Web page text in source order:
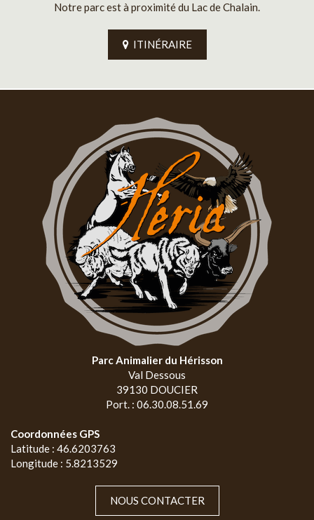
Notre parc est à proximité du Lac de Chalain.
ITINÉRAIRE
Parc Animalier du Hérisson
Val Dessous
39130 DOUCIER
Port. : 06.30.08.51.69
Coordonnées GPS
Latitude : 46.6203763
Longitude : 5.8213529
NOUS CONTACTER